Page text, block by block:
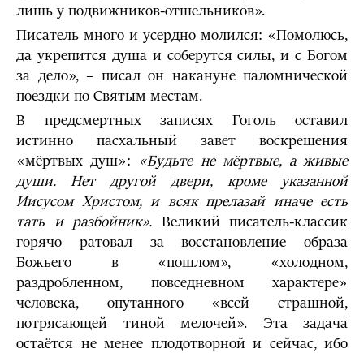
лишь у подвижников-отшельников».
Писатель много и усердно молился: «Помолюсь,
да укрепится душа и со­берутся силы, и с Богом
за дело», – писал он накануне паломнической
поездки по Святым местам.
В предсмертных записях Гоголь оставил
истинно пасхальный завет воскрешения
«мёртвых душ»:
«Будьте не мёртвые, а живые
души. Нет другой двери, кроме указан­ной
Иисусом Христом, и всяк прелазай иначе есть
тать и разбойник». Великий писатель-классик
горячо ратовал за восстановление образа
Божьего в «пошлом», «хо­лодном,
раздробленном, повседневном характере»
человека, опутанного «всей страшной,
потрясающей тиной мелочей». Эта за­дача
остаётся не менее плодотворной и сейчас, ибо